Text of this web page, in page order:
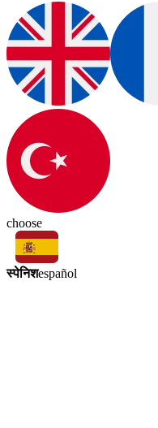
choose
स्पेनिशespañol